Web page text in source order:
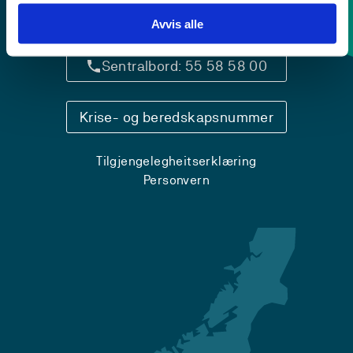
Avvis alle
Kontaktinfo og opningstider
Sentralbord: 55 58 58 00
Krise- og beredskapsnummer
Tilgjengelegheitserklæring
Personvern